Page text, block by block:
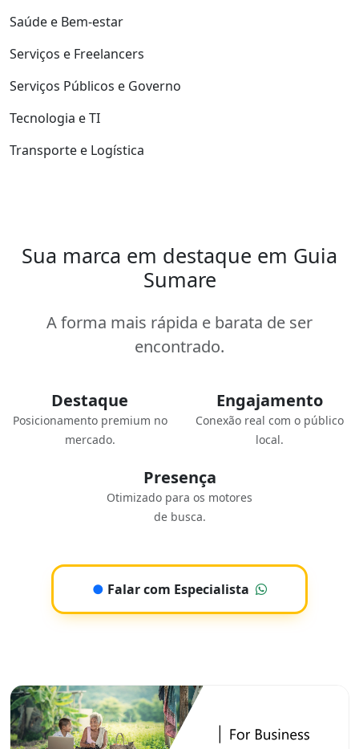
Saúde e Bem-estar
Serviços e Freelancers
Serviços Públicos e Governo
Tecnologia e TI
Transporte e Logística
Sua marca em destaque em Guia
Sumare
A forma mais rápida e barata de ser
encontrado.
Destaque
Posicionamento premium no
mercado.
Engajamento
Conexão real com o público
local.
Presença
Otimizado para os motores
de busca.
● Falar com Especialista